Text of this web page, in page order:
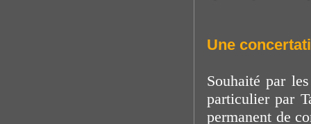
Une
Souhaité par
particulier par
permanent de